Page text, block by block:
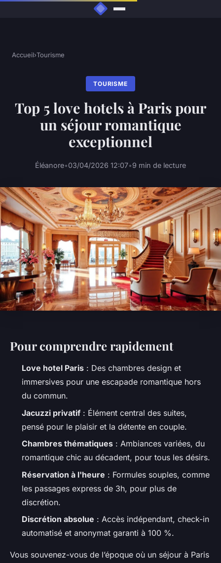
Accueil›Tourisme
TOURISME
Top 5 love hotels à Paris pour
un séjour romantique
exceptionnel
Éléanore•03/04/2026 12:07•9 min de lecture
Pour comprendre rapidement
Love hotel Paris : Des chambres design et
immersives pour une escapade romantique hors
du commun.
Jacuzzi privatif : Élément central des suites,
pensé pour le plaisir et la détente en couple.
Chambres thématiques : Ambiances variées, du
romantique chic au décadent, pour tous les désirs.
Réservation à l'heure : Formules souples, comme
les passages express de 3h, pour plus de
discrétion.
Discrétion absolue : Accès indépendant, check-in
automatisé et anonymat garanti à 100 %.
Vous souvenez-vous de l’époque où un séjour à Paris